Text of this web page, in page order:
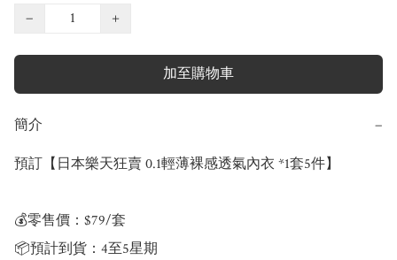
−
+
加至購物車
簡介 −
預訂【日本樂天狂賣 0.1輕薄裸感透氣內衣 *1套5件】
💰零售價：$79/套
📦預計到貨：4至5星期